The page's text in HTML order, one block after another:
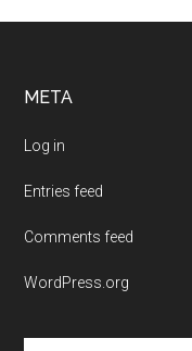
Footer
META
Log in
Entries feed
Comments feed
WordPress.org